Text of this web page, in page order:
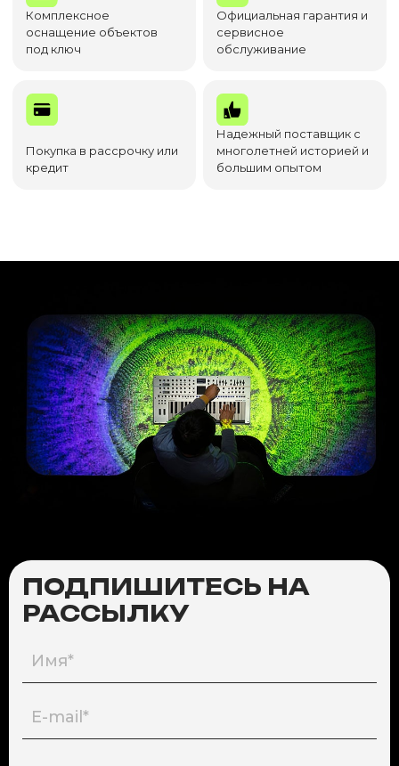
Комплексное
оснащение объектов
под ключ
Официальная гарантия и
сервисное
обслуживание
Покупка в рассрочку или
кредит
Надежный поставщик с
многолетней историей и
большим опытом
ПОДПИШИТЕСЬ НА
РАССЫЛКУ